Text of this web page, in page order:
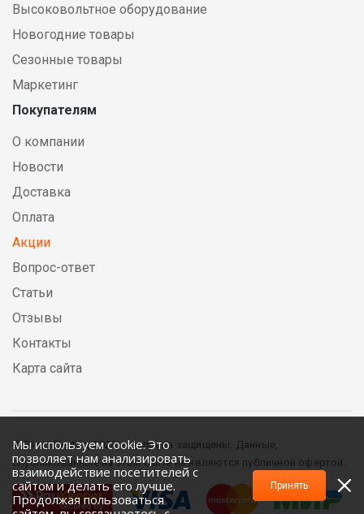
Мы используем cookie. Это
позволяет нам анализировать
взаимодействие посетителей с
сайтом и делать его лучше.
Продолжая пользоваться
Принять
Высоковольтное оборудование
Новогодние товары
Сезонные товары
Маркетинг
Покупателям
О компании
Новости
Доставка
Оплата
Акции
Вопрос-ответ
Статьи
Отзывы
Контакты
Карта сайта
© DirectElectric, 2026, все права защищены. Данные,
опубликованные на этом сайте не являются публичной офертой.